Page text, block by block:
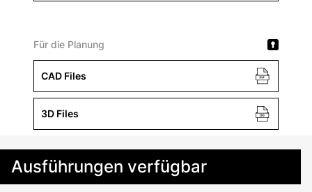
Für die Planung
CAD Files
3D Files
Ausführungen verfügbar